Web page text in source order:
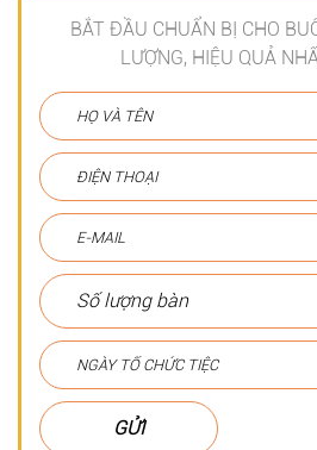
BẮT ĐẦU CHUẨN BỊ CHO
LƯỢNG, HIỆU QUẢ
GỬI